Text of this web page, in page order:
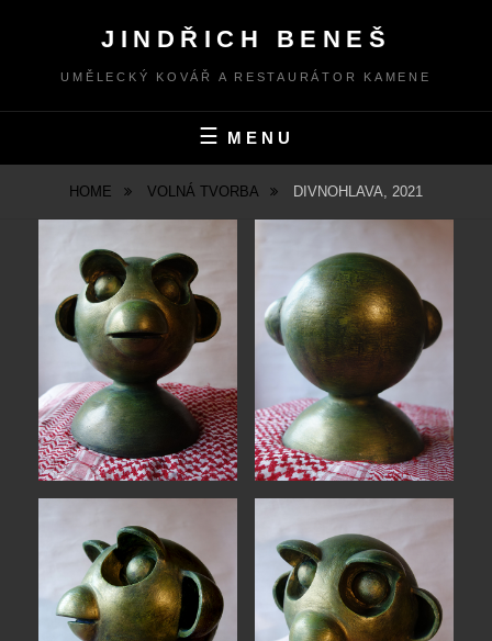
JINDŘICH BENEŠ
UMĚLECKÝ KOVÁŘ A RESTAURÁTOR KAMENE
MENU
HOME VOLNÁ TVORBA DIVNOHLAVA, 2021